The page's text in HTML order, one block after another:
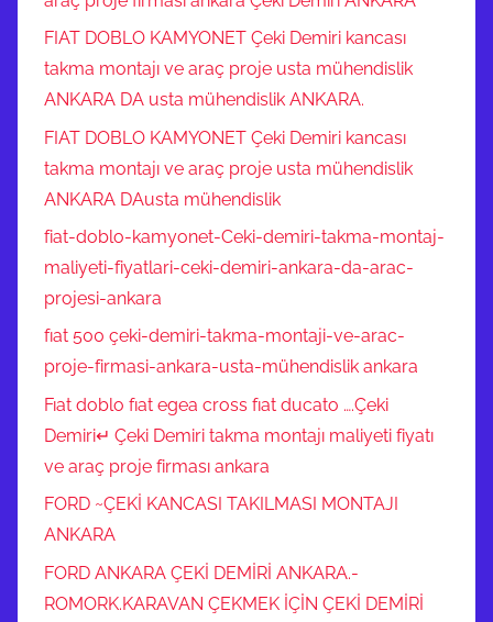
FIAT DOBLO KAMYONET Çeki Demiri kancası
takma montajı ve araç proje usta mühendislik
ANKARA DA usta mühendislik ANKARA.
FIAT DOBLO KAMYONET Çeki Demiri kancası
takma montajı ve araç proje usta mühendislik
ANKARA DAusta mühendislik
fiat-doblo-kamyonet-Ceki-demiri-takma-montaj-
maliyeti-fiyatlari-ceki-demiri-ankara-da-arac-
projesi-ankara
fıat 500 çeki-demiri-takma-montaji-ve-arac-
proje-firmasi-ankara-usta-mühendislik ankara
Fıat doblo fıat egea cross fıat ducato ….Çeki
Demiri↵ Çeki Demiri takma montajı maliyeti fiyatı
ve araç proje firması ankara
FORD ~ÇEKİ KANCASI TAKILMASI MONTAJI
ANKARA
FORD ANKARA ÇEKİ DEMİRİ ANKARA.-
ROMORK.KARAVAN ÇEKMEK İÇİN ÇEKİ DEMİRİ